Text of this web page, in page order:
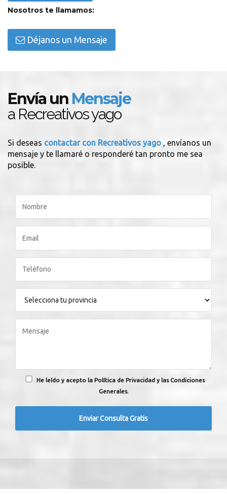
Nosotros te llamamos:
Déjanos un Mensaje
Envía un Mensaje
a Recreativos yago
Si deseas contactar con Recreativos yago , envíanos un
mensaje y te llamaré o responderé tan pronto me sea
posible.
He leído y acepto la Política de Privacidad y las Condiciones
Generales.